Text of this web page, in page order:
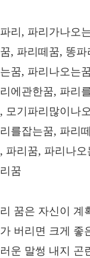
리, 파리가나오
, 파리떼꿈, 똥
꿈, 파리나오는
에관한꿈, 파리
모기파리많이나
를잡는꿈, 파리
파리꿈, 파리나
꿈
꿈은 자신이 계
버리면 크게 좋
운 말썽 내지 곤